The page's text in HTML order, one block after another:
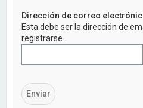
Dirección de correo
Esta debe ser la dirección de
registrarse.